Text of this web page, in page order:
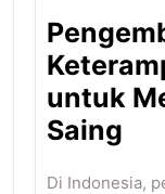
untuk
Saing
Di Indonesia,